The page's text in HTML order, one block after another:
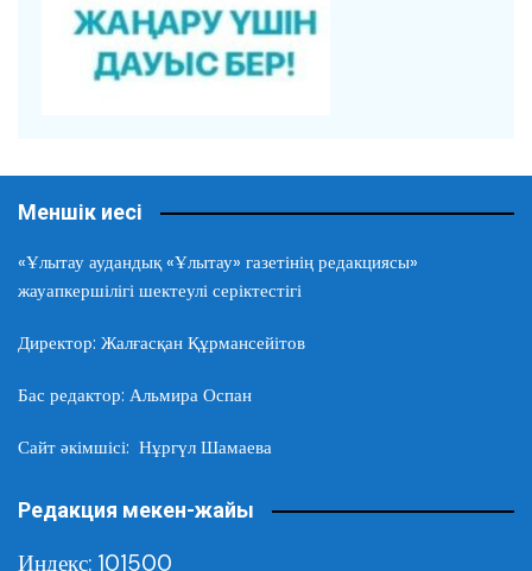
Меншік иесі
«Ұлытау аудандық «Ұлытау» газетінің редакциясы»
жауапкершілігі шектеулі серіктестігі
Директор: Жалғасқан Құрмансейітов
Бас редактор: Альмира Оспан
Сайт әкімшісі: Нұргүл Шамаева
Редакция мекен-жайы
Индекс: 101500